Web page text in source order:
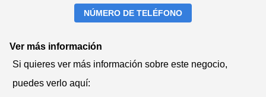
NÚMERO DE TELÉFONO
Ver más información
Si quieres ver más información sobre este negocio,
puedes verlo aquí: